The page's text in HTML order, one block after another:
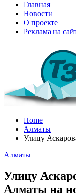
Главная
Новости
О проекте
Реклама на
Home
Алматы
Улицу
Алматы
Улицу
Алматы на